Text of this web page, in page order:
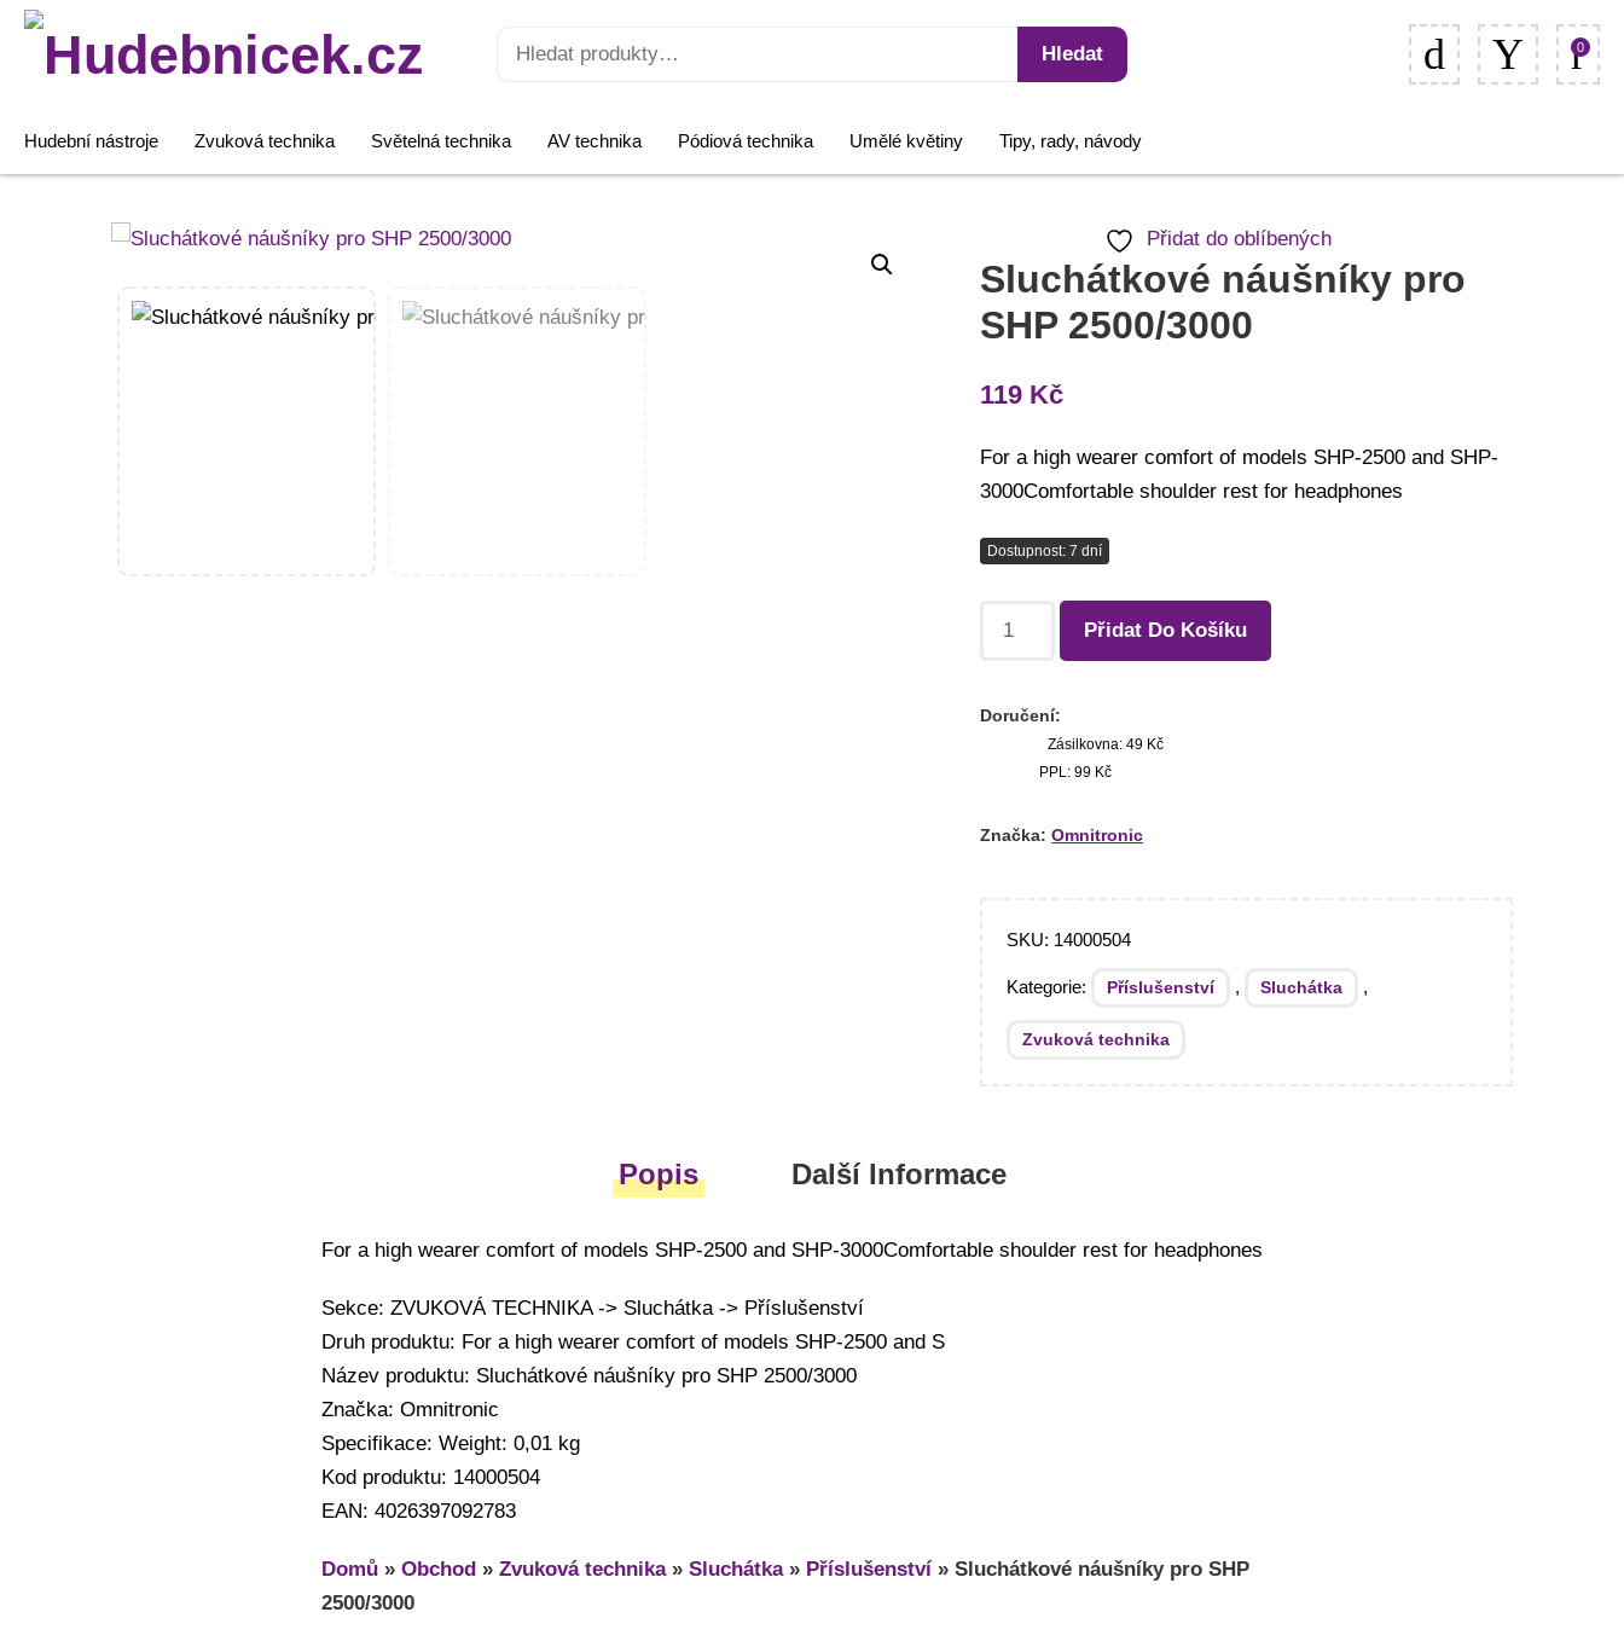
Hledat:
Hledat 0
Hudební nástroje Zvuková technika Světelná technika AV technika Pódiová technika Umělé květiny Tipy, rady, návody
Přidat do oblíbených
Sluchátkové náušníky pro
SHP 2500/3000
119 Kč
For a high wearer comfort of models SHP-2500 and SHP-
3000Comfortable shoulder rest for headphones
Dostupnost: 7 dní
Sluchátkové
pro
Přidat Do Košíku
Doručení:
Zásilkovna: 49 Kč
PPL: 99 Kč
Značka: Omnitronic
SKU: 14000504
Kategorie: Příslušenství , Sluchátka ,
Zvuková technika
Popis Další Informace
For a high wearer comfort of models SHP-2500 and SHP-3000Comfortable shoulder rest for headphones
Sekce: ZVUKOVÁ TECHNIKA -> Sluchátka -> Příslušenství
Druh produktu: For a high wearer comfort of models SHP-2500 and S
Název produktu: Sluchátkové náušníky pro SHP 2500/3000
Značka: Omnitronic
Specifikace: Weight: 0,01 kg
Kod produktu: 14000504
EAN: 4026397092783
Domů » Obchod » Zvuková technika» Sluchátka» Příslušenství » Sluchátkové náušníky pro SHP
2500/3000